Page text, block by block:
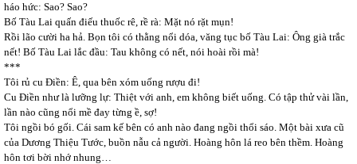
háo hức: Sao? Sao?
Bố Tàu Lai quấn điếu thuốc rê, rề rà: Mặt nó rặt mụn!
Rồi lão cười ha hả. Bọn tôi có thằng nổi dóa, văng tục bố Tàu Lai: Ông già trắc
nết! Bố Tàu Lai lắc đầu: Tau không có nết, nói hoài rồi mà!
***
Tôi rủ cu Điền: Ê, qua bên xóm uống rượu đi!
Cu Điền như là lưỡng lự: Thiệt với anh, em không biết uống. Có tập thử vài lần,
lần nào cũng nổi mề đay từng ề, sợ!
Tôi ngồi bó gối. Cái sam kế bên có anh nào đang ngồi thổi sáo. Một bài xưa cũ
của Dương Thiệu Tước, buồn nẫu cả người. Hoàng hôn lá reo bên thềm. Hoàng
hôn tơi bời nhớ nhung…